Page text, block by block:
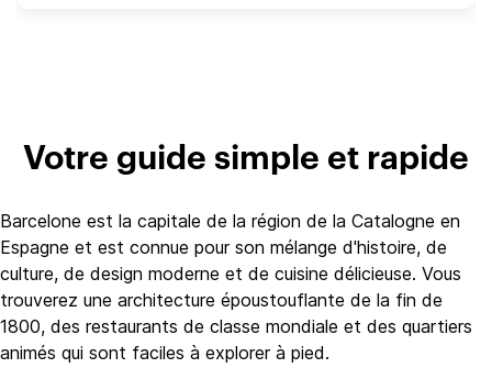
Votre guide simple et rapide
Barcelone est la capitale de la région de la Catalogne en
Espagne et est connue pour son mélange d'histoire, de
culture, de design moderne et de cuisine délicieuse. Vous
trouverez une architecture époustouflante de la fin de
1800, des restaurants de classe mondiale et des quartiers
animés qui sont faciles à explorer à pied.